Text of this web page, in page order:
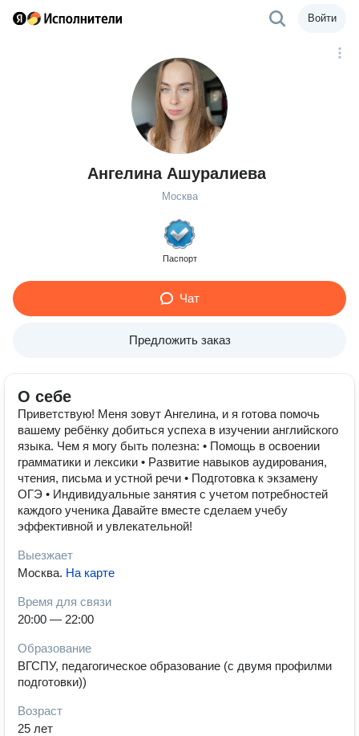
Войти
Ангелина Ашуралиева
Москва
Паспорт
Чат
Предложить заказ
О себе
Приветствую! Меня зовут Ангелина, и я готова помочь
вашему ребёнку добиться успеха в изучении английского
языка. Чем я могу быть полезна: • Помощь в освоении
грамматики и лексики • Развитие навыков аудирования,
чтения, письма и устной речи • Подготовка к экзамену
ОГЭ • Индивидуальные занятия с учетом потребностей
каждого ученика Давайте вместе сделаем учебу
эффективной и увлекательной!
Выезжает
Москва. На карте
Время для связи
20:00 — 22:00
Образование
ВГСПУ, педагогическое образование (с двумя профилми
подготовки))
Возраст
25 лет